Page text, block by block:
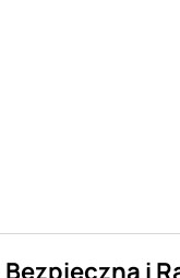
Bezpieczna i